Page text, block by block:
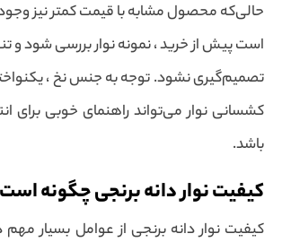
حالی‌که محصول مشابه با قیمت کمتر نیز وجود
است پیش از خرید ، نمونه نوار بررسی شود و
تصمیم‌گیری نشود. توجه به جنس نخ ،
کشسانی نوار می‌تواند راهنمای خوبی برای
باشد.
کیفیت نوار دانه برنجی چگونه است
کیفیت نوار دانه برنجی از عوامل بسیار مهم